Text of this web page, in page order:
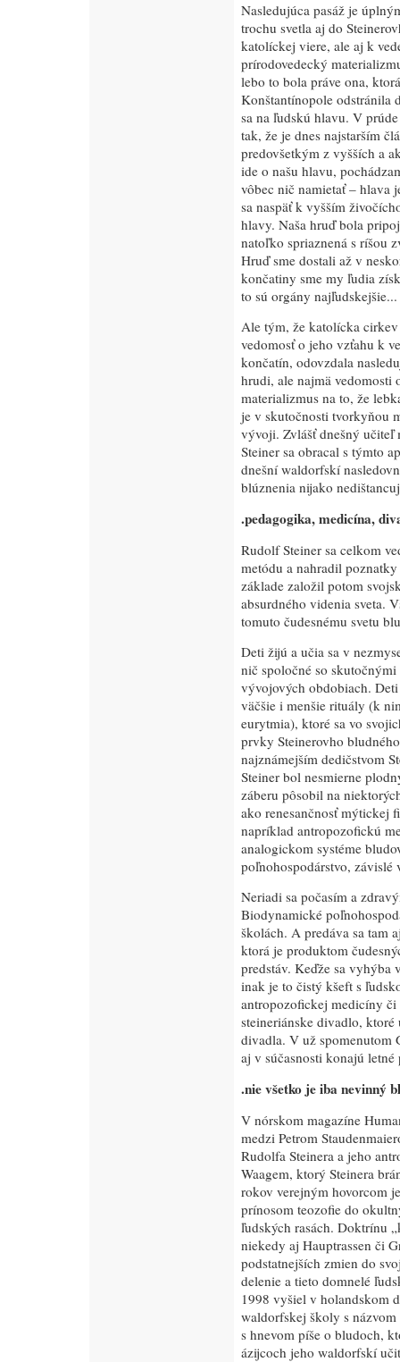
Nasledujúca pasáž je
trochu svetla aj do
katolíckej viere, ale aj k
prírodovedecký
lebo to bola práve ona,
Konštantínopole odstránila
sa na ľudskú hlavu. V
tak, že je dnes najstarším
predovšetkým z vyšších a
ide o našu hlavu,
vôbec nič namietať – hlava
sa naspäť k vyšším
hlavy. Naša hruď bola
natoľko spriaznená s ríšou
Hruď sme dostali až v
končatiny sme my ľudia
to sú orgány najľudskejšie...
Ale tým, že katolícka
vedomosť o jeho vzťahu k
končatín, odovzdala
hrudi, ale najmä vedomosti
materializmus na to, že
je v skutočnosti tvorkyňou
vývoji. Zvlášť dnešný učiteľ
Steiner sa obracal s týmto
dnešní waldorfskí
blúznenia nijako
.pedagogika, medicína,
Rudolf Steiner sa celkom
metódu a nahradil
základe založil potom
absurdného videnia sveta.
tomuto čudesnému svetu
Deti žijú a učia sa v
nič spoločné so
vývojových obdobiach.
väčšie i menšie rituály (k
eurytmia), ktoré sa vo
prvky Steinerovho
najznámejším dedičstvom
Steiner bol nesmierne
záberu pôsobil na
ako renesančnosť mýtickej
napríklad antropozofickú
analogickom systéme
poľnohospodárstvo, závislé
Neriadi sa počasím a
Biodynamické
školách. A predáva sa tam
ktorá je produktom
predstáv. Keďže sa vyhýba
inak je to čistý kšeft s
antropozofickej medicíny či
steineriánske divadlo,
divadla. V už spomenutom
aj v súčasnosti konajú
.nie všetko je iba nevinný
V nórskom magazíne
medzi Petrom
Rudolfa Steinera a jeho
Waagem, ktorý Steinera
rokov verejným hovorcom
prínosom teozofie do
ľudských rasách. Doktrínu
niekedy aj Hauptrassen či
podstatnejších zmien do
delenie a tieto domnelé
1998 vyšiel v holandskom
waldorfskej školy s
s hnevom píše o bludoch,
ázijcoch jeho waldorfskí